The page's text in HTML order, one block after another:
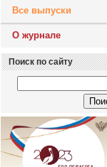
Все выпуски
О журнале
Поиск по сайту